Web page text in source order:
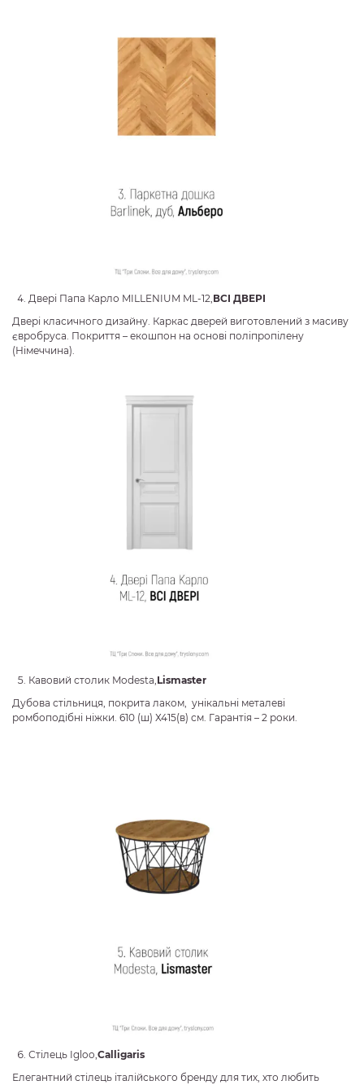
Двері Папа Карло MILLENIUM ML-12,ВСІ ДВЕРІ
Двері класичного дизайну. Каркас дверей виготовлений з масиву
євробруса. Покриття – екошпон на основі поліпропілену
(Німеччина).
Кавовий столик Modesta,Lismaster
Дубова стільниця, покрита лаком, унікальні металеві
ромбоподібні ніжки. 610 (ш) Х415(в) см. Гарантія – 2 роки.
Стілець Igloo,Calligaris
Елегантний стілець італійського бренду для тих, хто любить